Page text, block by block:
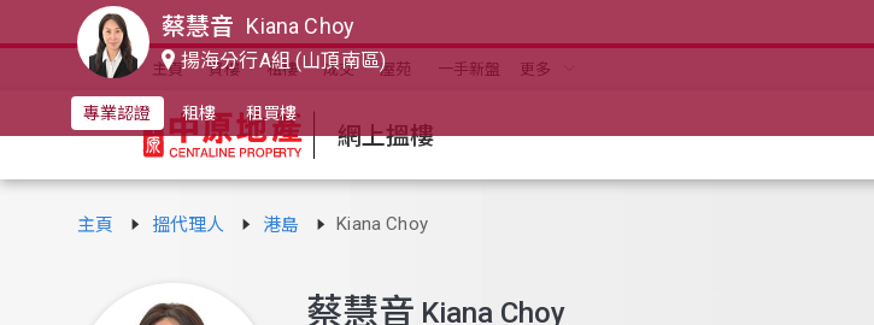
主頁 買樓 租樓 成交 屋苑 一手新盤 更多
網上搵樓
主頁 搵代理人 港島 Kiana Choy
蔡慧音 Kiana Choy
蔡慧音 Kiana Choy
揚海分行A組 (山頂南區)
專業認證 租樓 租買樓